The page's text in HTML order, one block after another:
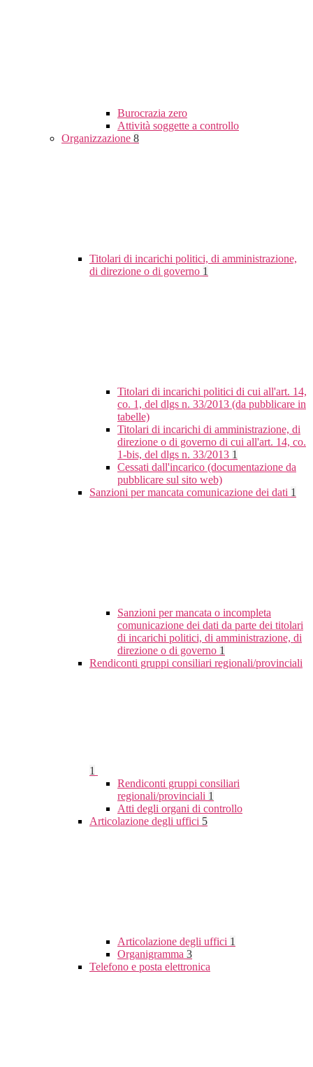
Burocrazia zero
Attività soggette a controllo
Organizzazione 8
Titolari di incarichi politici, di amministrazione,
di direzione o di governo 1
Titolari di incarichi politici di cui all'art. 14,
co. 1, del dlgs n. 33/2013 (da pubblicare in
tabelle)
Titolari di incarichi di amministrazione, di
direzione o di governo di cui all'art. 14, co.
1-bis, del dlgs n. 33/2013 1
Cessati dall'incarico (documentazione da
pubblicare sul sito web)
Sanzioni per mancata comunicazione dei dati 1
Sanzioni per mancata o incompleta
comunicazione dei dati da parte dei titolari
di incarichi politici, di amministrazione, di
direzione o di governo 1
Rendiconti gruppi consiliari regionali/provinciali
1
Rendiconti gruppi consiliari
regionali/provinciali 1
Atti degli organi di controllo
Articolazione degli uffici 5
Articolazione degli uffici 1
Organigramma 3
Telefono e posta elettronica